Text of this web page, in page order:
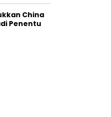
China
Penentu